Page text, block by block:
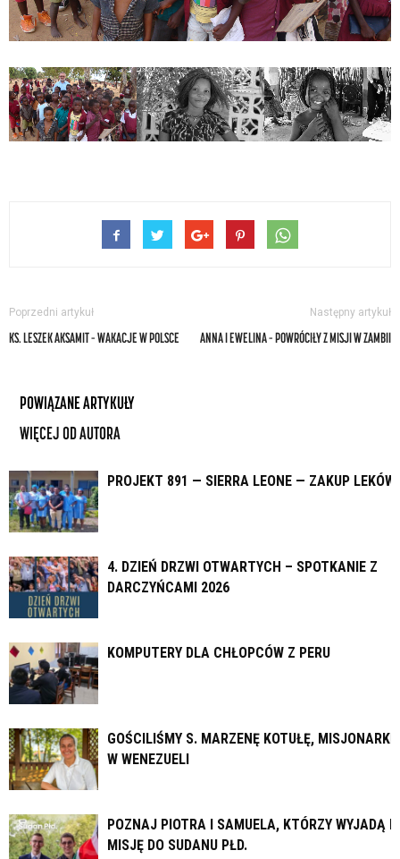
Poprzedni artykuł
KS. LESZEK AKSAMIT – WAKACJE W POLSCE
Następny artykuł
ANNA I EWELINA – POWRÓCIŁY Z MISJI W ZAMBII
POWIĄZANE ARTYKUŁY
WIĘCEJ OD AUTORA
PROJEKT 891 — SIERRA LEONE — ZAKUP LEKÓW
4. DZIEŃ DRZWI OTWARTYCH – SPOTKANIE Z
DARCZYŃCAMI 2026
KOMPUTERY DLA CHŁOPCÓW Z PERU
GOŚCILIŚMY S. MARZENĘ KOTUŁĘ, MISJONARKĘ
W WENEZUELI
POZNAJ PIOTRA I SAMUELA, KTÓRZY WYJADĄ
MISJĘ DO SUDANU PŁD.